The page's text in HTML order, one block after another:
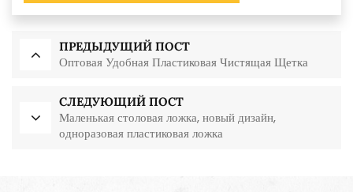
ПРЕДЫДУЩИЙ ПОСТ
Оптовая Удобная Пластиковая Чистящая Щетка
СЛЕДУЮЩИЙ ПОСТ
Маленькая столовая ложка, новый дизайн,
одноразовая пластиковая ложка